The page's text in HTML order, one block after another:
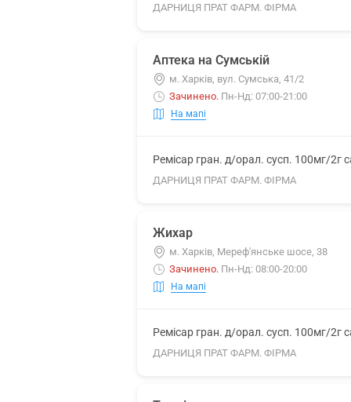
ДАРНИЦЯ ПРАТ ФАРМ. ФІРМА
Аптека на Сумській
м. Харків, вул. Сумська, 41/2
Зачинено. Пн-Нд: 07:00-21:00
На мапі
Ремісар гран. д/орал. сусп. 100мг/2г
ДАРНИЦЯ ПРАТ ФАРМ. ФІРМА
Жихар
м. Харків, Мереф'янське шосе, 38
Зачинено. Пн-Нд: 08:00-20:00
На мапі
Ремісар гран. д/орал. сусп. 100мг/2г
ДАРНИЦЯ ПРАТ ФАРМ. ФІРМА